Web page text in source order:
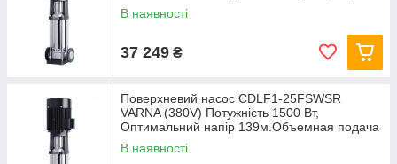
В наявності
37 249 ₴
Поверхневий насос CDLF1-25FSWSR
VARNA (380V) Потужність 1500 Вт,
Оптимальний напір 139м.Объемная подача
1 м³/час, 3 фазы
В наявності